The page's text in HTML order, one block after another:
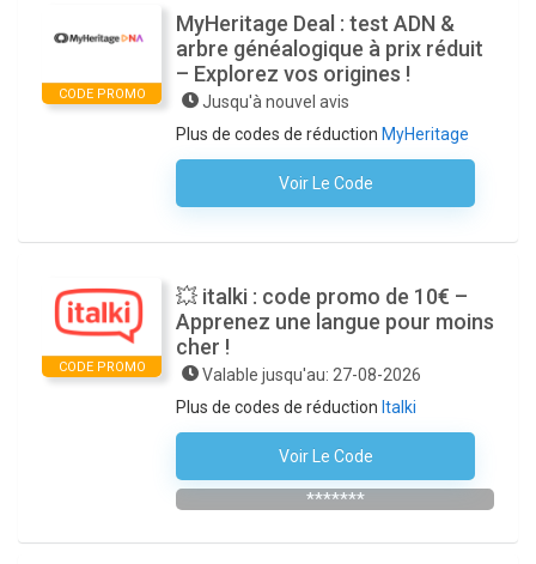
CODE PROMO
MyHeritage Deal : test ADN &
arbre généalogique à prix réduit
– Explorez vos origines !
Jusqu'à nouvel avis
Plus de codes de réduction MyHeritage
Voir Le Code
Aucun Code N'est Nécessaire
CODE PROMO
💥 italki : code promo de 10€ –
Apprenez une langue pour moins
cher !
Valable jusqu'au: 27-08-2026
Plus de codes de réduction Italki
Voir Le Code
*******